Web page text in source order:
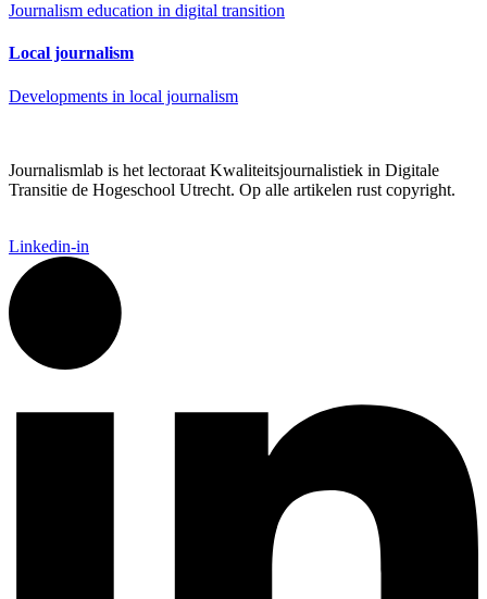
Journalism education in digital transition
Local journalism
Developments in local journalism
Journalismlab is het lectoraat Kwaliteitsjournalistiek in Digitale
Transitie de Hogeschool Utrecht. Op alle artikelen rust copyright.
Linkedin-in